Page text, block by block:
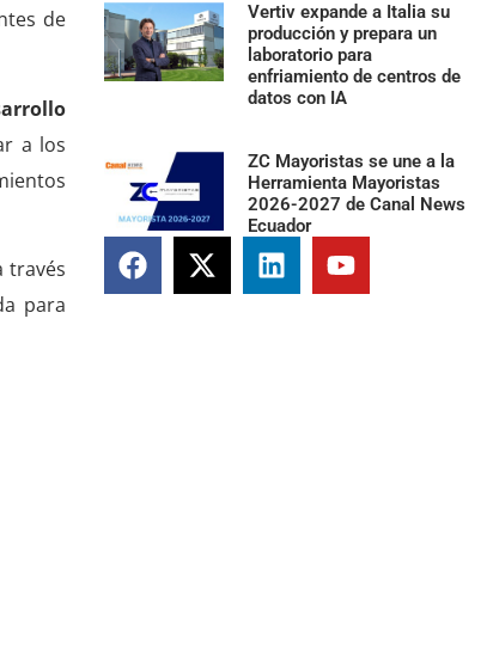
Vertiv expande a Italia su
producción y prepara un
laboratorio para
enfriamiento de centros de
datos con IA
ZC Mayoristas se une a la
Herramienta Mayoristas
2026-2027 de Canal News
Ecuador
de
a los
través
para